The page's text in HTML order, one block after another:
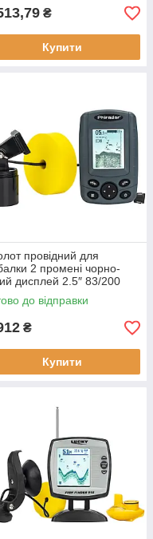
₴
Купити
провідний для
2 промені чорно-
дисплей 2.5″ 83/200
Phiradar FF 168 A новий
від батарейок
до відправки
₴
Купити